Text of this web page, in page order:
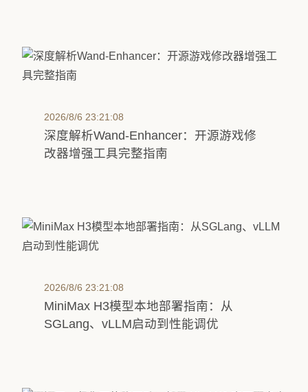
2026/8/6 23:21:08
深度解析Wand-Enhancer：开源游戏修
改器增强工具完整指南
2026/8/6 23:21:08
MiniMax H3模型本地部署指南：从
SGLang、vLLM启动到性能调优